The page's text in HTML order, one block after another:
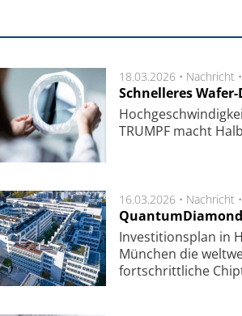
18.03.2026 • Nachricht •
Schnelleres
TRUMPF macht
16.03.2026 • Nachricht •
Inves­ti­tions­plan in
Mün­chen die
fort­schritt­li­che